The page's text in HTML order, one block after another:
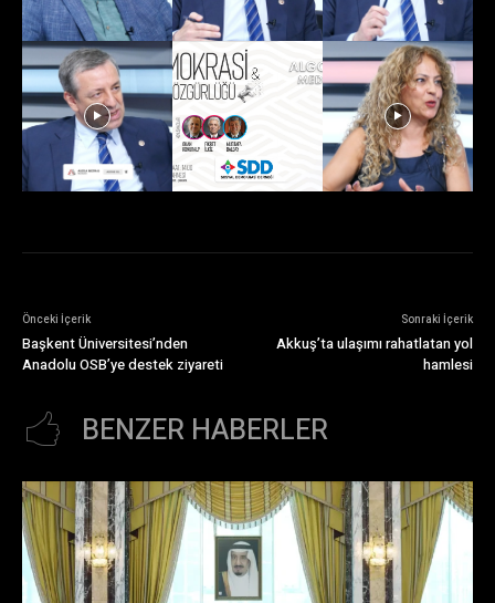
Önceki İçerik
Başkent Üniversitesi’nden
Anadolu OSB’ye destek ziyareti
Sonraki İçerik
Akkuş’ta ulaşımı rahatlatan yol
hamlesi
BENZER HABERLER